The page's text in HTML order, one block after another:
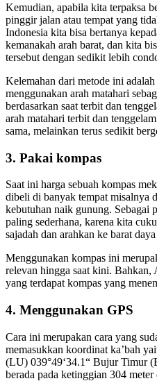
Kemudian, apabila kita terpaksa
pinggir jalan atau tempat yang
Indonesia kita bisa bertanya
kemanakah arah barat, dan kita
tersebut dengan sedikit lebih
Kelemahan dari metode ini
menggunakan arah matahari
berdasarkan saat terbit dan
arah matahari terbit dan
sama, melainkan terus sedikit
3. Pakai kompas
Saat ini harga sebuah kompas
dibeli di banyak tempat misalnya
kebutuhan naik gunung. Sebagai
paling sederhana, karena kita
sajadah dan arahkan ke barat
Menggunakan kompas ini
relevan hingga saat kini. Bahkan,
yang terdapat kompas yang
4. Menggunakan GPS
Cara ini merupakan cara yang
memasukkan koordinat ka’bah
(LU) 039°49‘34.1“ Bujur Timur
berada pada ketinggian 304